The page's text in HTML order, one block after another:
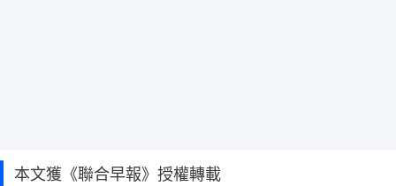
本文獲《聯合早報》授權轉載